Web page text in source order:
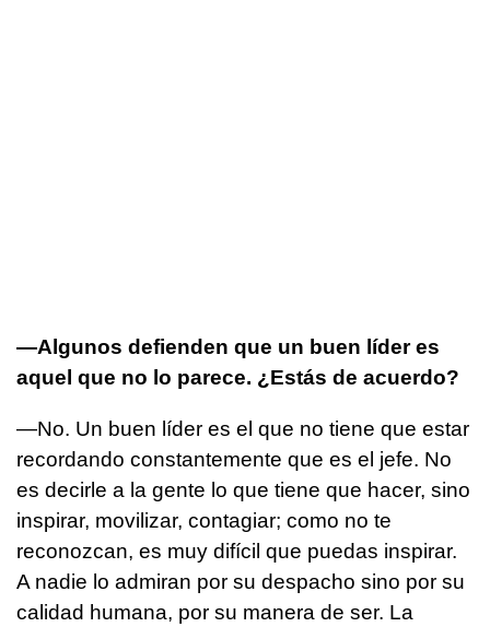
—Algunos defienden que un buen líder es
aquel que no lo parece. ¿Estás de acuerdo?
—No. Un buen líder es el que no tiene que estar
recordando constantemente que es el jefe. No
es decirle a la gente lo que tiene que hacer, sino
inspirar, movilizar, contagiar; como no te
reconozcan, es muy difícil que puedas inspirar.
A nadie lo admiran por su despacho sino por su
calidad humana, por su manera de ser. La